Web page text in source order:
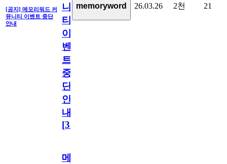
[공지] 메모리워드 커
뮤니티 이벤트 중단
안내
니
티
이
벤
트
중
단
안
내
[31
memoryword 26.03.26 2천 21
메